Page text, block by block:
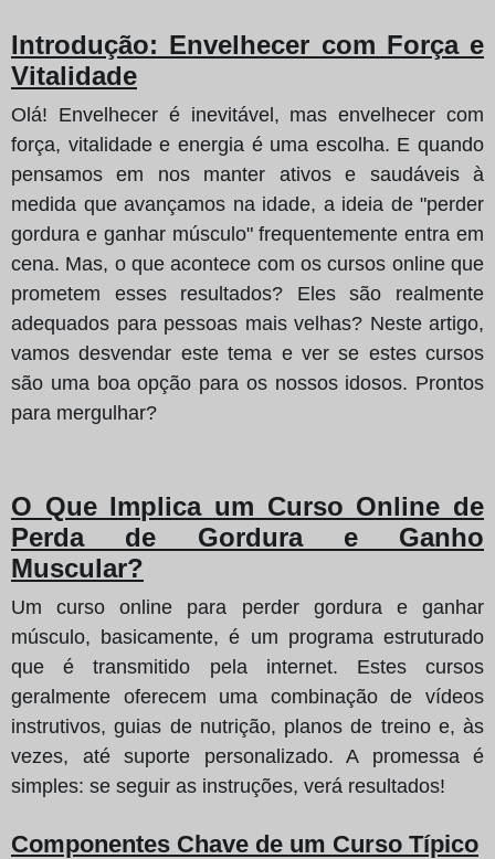
Introdução: Envelhecer com Força e
Vitalidade
Olá! Envelhecer é inevitável, mas envelhecer com
força, vitalidade e energia é uma escolha. E quando
pensamos em nos manter ativos e saudáveis à
medida que avançamos na idade, a ideia de "perder
gordura e ganhar músculo" frequentemente entra em
cena. Mas, o que acontece com os cursos online que
prometem esses resultados? Eles são realmente
adequados para pessoas mais velhas? Neste artigo,
vamos desvendar este tema e ver se estes cursos
são uma boa opção para os nossos idosos. Prontos
para mergulhar?
O Que Implica um Curso Online de
Perda de Gordura e Ganho
Muscular?
Um curso online para perder gordura e ganhar
músculo, basicamente, é um programa estruturado
que é transmitido pela internet. Estes cursos
geralmente oferecem uma combinação de vídeos
instrutivos, guias de nutrição, planos de treino e, às
vezes, até suporte personalizado. A promessa é
simples: se seguir as instruções, verá resultados!
Componentes Chave de um Curso Típico